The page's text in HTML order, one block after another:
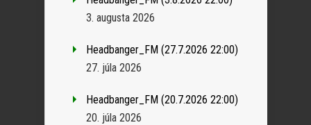
3. augusta 2026
Headbanger_FM (27.7.2026 22:00)
27. júla 2026
Headbanger_FM (20.7.2026 22:00)
20. júla 2026